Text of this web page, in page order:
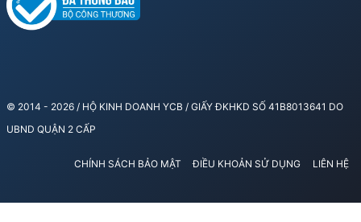
© 2014 - 2026 / HỘ KINH DOANH YCB / GIẤY ĐKHKD SỐ 41B8013641 DO
UBND QUẬN 2 CẤP
CHÍNH SÁCH BẢO MẬT ĐIỀU KHOẢN SỬ DỤNG LIÊN HỆ